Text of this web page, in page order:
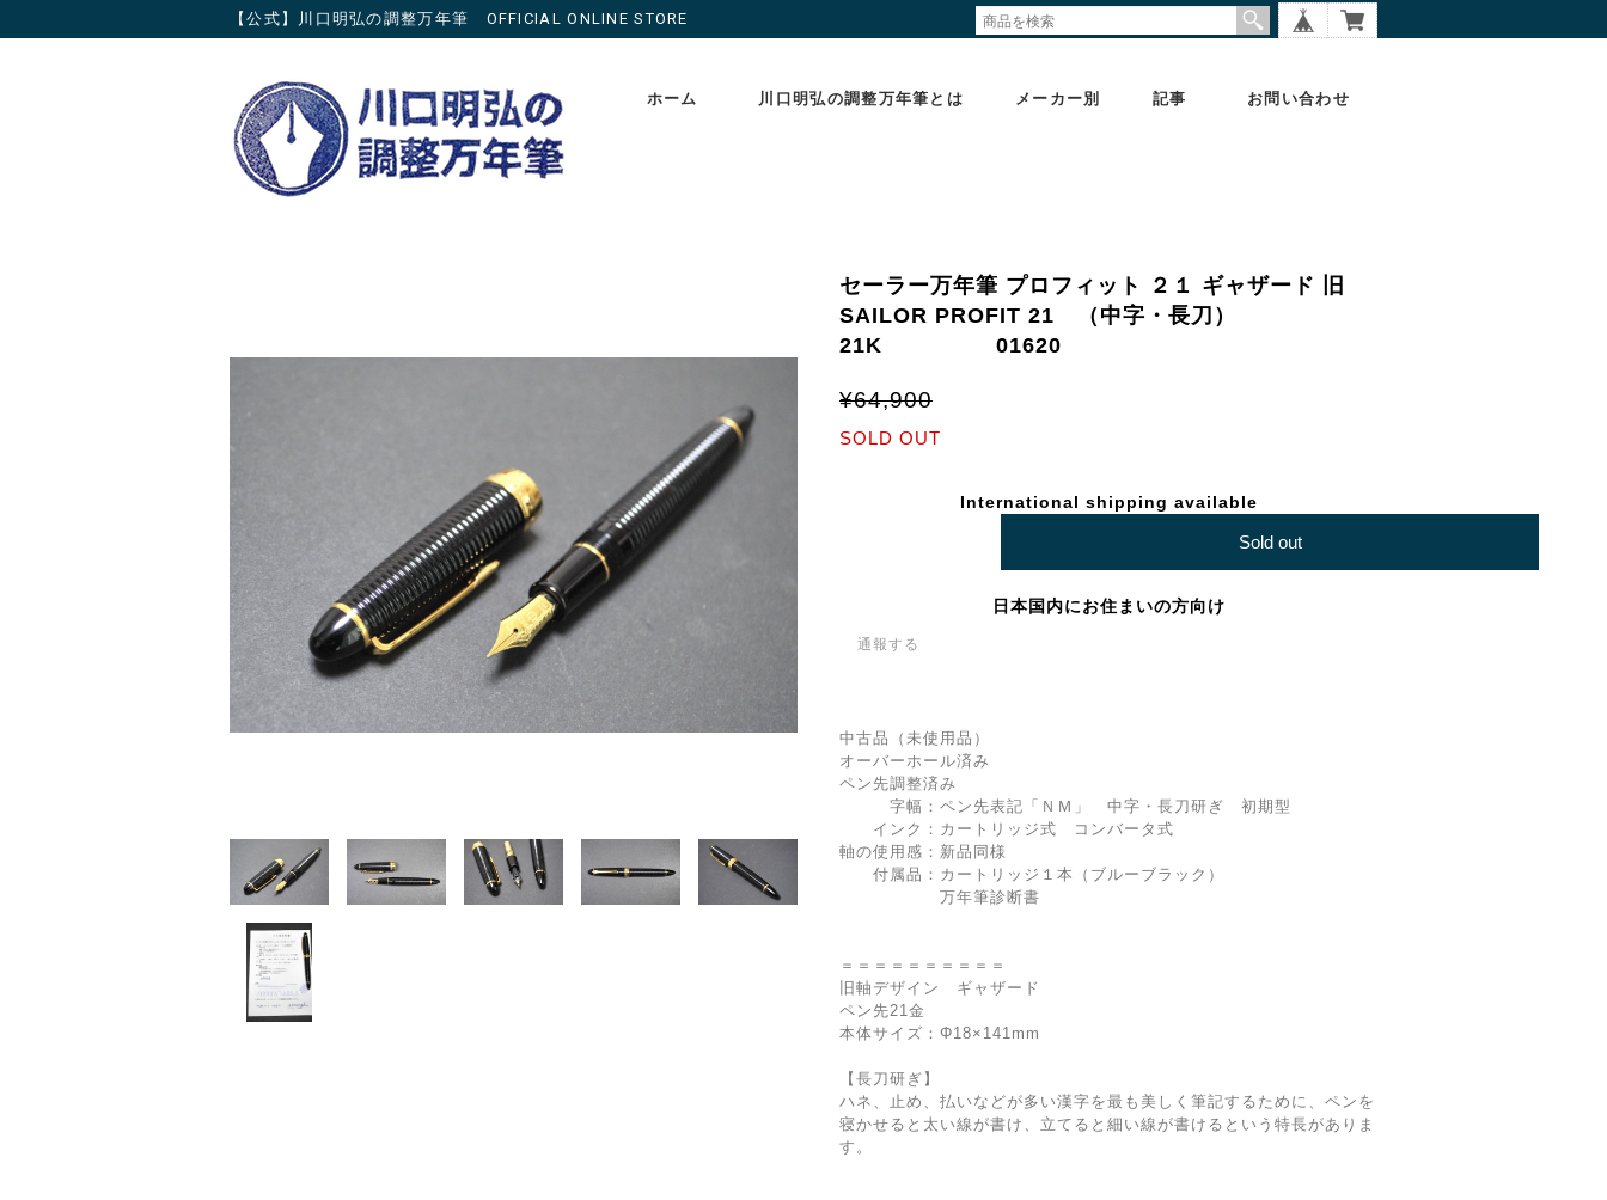
【公式】川口明弘の調整万年筆 OFFICIAL ONLINE STORE
ホーム 川口明弘の調整万年筆とは メーカー別 記事 お問い合わせ
セーラー万年筆 プロフィット ２１ ギャザード 旧
SAILOR PROFIT 21 （中字・長刀）
21K 01620
¥64,900
SOLD OUT
International shipping available
Sold out
日本国内にお住まいの方向け
通報する
中古品（未使用品）
オーバーホール済み
ペン先調整済み
字幅：ペン先表記「ＮＭ」 中字・長刀研ぎ 初期型
インク：カートリッジ式 コンバータ式
軸の使用感：新品同様
付属品：カートリッジ１本（ブルーブラック）
万年筆診断書
＝＝＝＝＝＝＝＝＝＝
旧軸デザイン ギャザード
ペン先21金
本体サイズ：Φ18×141mm
【長刀研ぎ】
ハネ、止め、払いなどが多い漢字を最も美しく筆記するために、ペンを
寝かせると太い線が書け、立てると細い線が書けるという特長がありま
す。